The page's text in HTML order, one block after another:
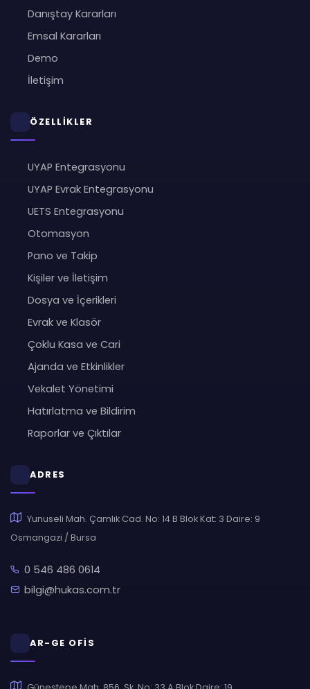
Danıştay Kararları
Emsal Kararları
Demo
İletişim
ÖZELLİKLER
UYAP Entegrasyonu
UYAP Evrak Entegrasyonu
UETS Entegrasyonu
Otomasyon
Pano ve Takip
Kişiler ve İletişim
Dosya ve İçerikleri
Evrak ve Klasör
Çoklu Kasa ve Cari
Ajanda ve Etkinlikler
Vekalet Yönetimi
Hatırlatma ve Bildirim
Raporlar ve Çıktılar
ADRES
Yunuseli Mah. Çamlık Cad. No: 14 B Blok Kat: 3 Daire: 9
Osmangazi / Bursa
0 546 486 0614
bilgi@hukas.com.tr
AR-GE OFİS